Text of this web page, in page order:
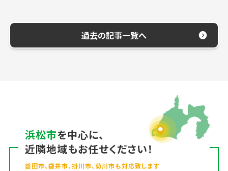
過去の記事一覧へ
浜松市を中心に、
近隣地域もお任せください！
磐田市、袋井市、掛川市、菊川市も対応致します